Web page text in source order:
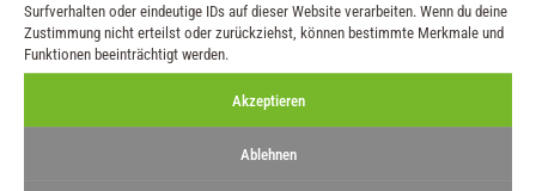
Surfverhalten oder eindeutige IDs auf dieser Website verarbeiten. Wenn du deine
Zustimmung nicht erteilst oder zurückziehst, können bestimmte Merkmale und
Funktionen beeinträchtigt werden.
Akzeptieren
Ablehnen